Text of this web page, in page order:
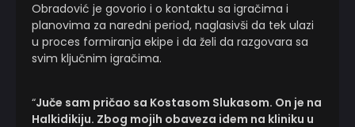
Obradović je govorio i o kontaktu sa igračima i
planovima za naredni period, naglasivši da tek ulazi
u proces formiranja ekipe i da želi da razgovara sa
svim ključnim igračima.
“Juče sam pričao sa Kostasom Slukasom. On je na
Halkidikiju. Zbog mojih obaveza idem na kliniku u